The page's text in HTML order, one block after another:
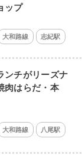
ップ
大和路線 志紀駅
ンチがリーズナ
肉はらだ・本
大和路線 八尾駅